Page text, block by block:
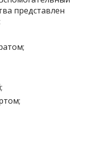
представлен